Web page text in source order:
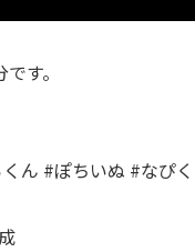
す。
ん #ぽちいぬ #なぴ